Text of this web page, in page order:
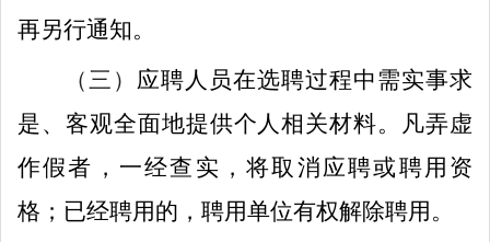
再另行通知。
（三） 应聘人员在选聘过程中需实事求
是、客观全面地提供个人相关材料。
凡弄虚
作假者，一经查实，将取消应聘或聘用资
格；已经聘用的， 聘用单位有权解除聘用。